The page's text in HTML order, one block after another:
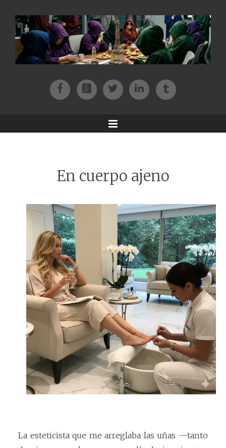
FacebookPatreonTwitterInstagram
Tik-tok
Menu
En cuerpo ajeno
La esteticista que me arreglaba las uñas —tanto